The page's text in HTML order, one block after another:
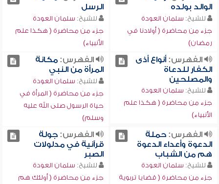
الوالد بولده
للشيخ: سلمان العودة
جزء من محاضرة ( أولادنا في
رمضان)
الرسل
للشيخ: سلمان العودة
جزء من محاضرة ( هكذا علم
الأنبياء)
الفهرس:أنواع أذى
الكفار للدعاة
والمصلحين
للشيخ: سلمان العودة
جزء من محاضرة ( هكذا علم
الأنبياء)
الفهرس:مكانة
المرأة من النبي
للشيخ: سلمان العودة
جزء من محاضرة ( المرأة في
حياة الرسول صلى الله عليه
وسلم)
الفهرس:حملة
الدعوة وأعداء الدعوة
هم من الشباب
للشيخ: سلمان العودة
جزء من محاضرة ( قضايا تربوية
الفهرس:جولة
قرآنية في مدلولات
الصبر
للشيخ: سلمان العودة
جزء من محاضرة ( أولئك هم